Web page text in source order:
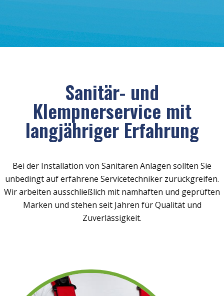
Sanitär- und
Klempnerservice mit
langjähriger Erfahrung
Bei der Installation von Sanitären Anlagen sollten Sie
unbedingt auf erfahrene Servicetechniker zurückgreifen.
Wir arbeiten ausschließlich mit namhaften und geprüften
Marken und stehen seit Jahren für Qualität und
Zuverlässigkeit.